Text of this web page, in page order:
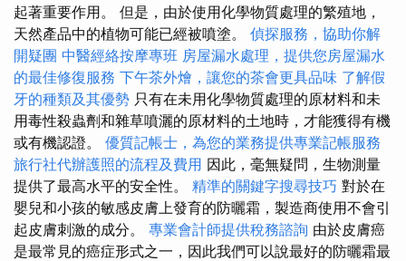
起著重要作用。 但是，由於使用化學物質處理的繁殖地，
天然產品中的植物可能已經被噴塗。 偵探服務，協助你解
開疑團 中醫經絡按摩專班 房屋漏水處理，提供您房屋漏水
的最佳修復服務 下午茶外燴，讓您的茶會更具品味 了解假
牙的種類及其優勢 只有在未用化學物質處理的原材料和未
用毒性殺蟲劑和雜草噴灑的原材料的土地時，才能獲得有機
或有機認證。 優質記帳士，為您的業務提供專業記帳服務
旅行社代辦護照的流程及費用 因此，毫無疑問，生物測量
提供了最高水平的安全性。 精準的關鍵字搜尋技巧 對於在
嬰兒和小孩的敏感皮膚上發育的防曬霜，製造商使用不會引
起皮膚刺激的成分。 專業會計師提供稅務諮詢 由於皮膚癌
是最常見的癌症形式之一，因此我們可以說最好的防曬霜最